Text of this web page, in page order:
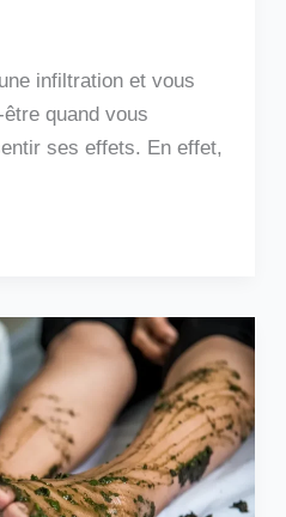
infiltration et vous
quand vous
ses effets. En effet,